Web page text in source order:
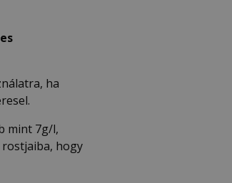
ha
mint 7g/l,
rostjaiba, hogy